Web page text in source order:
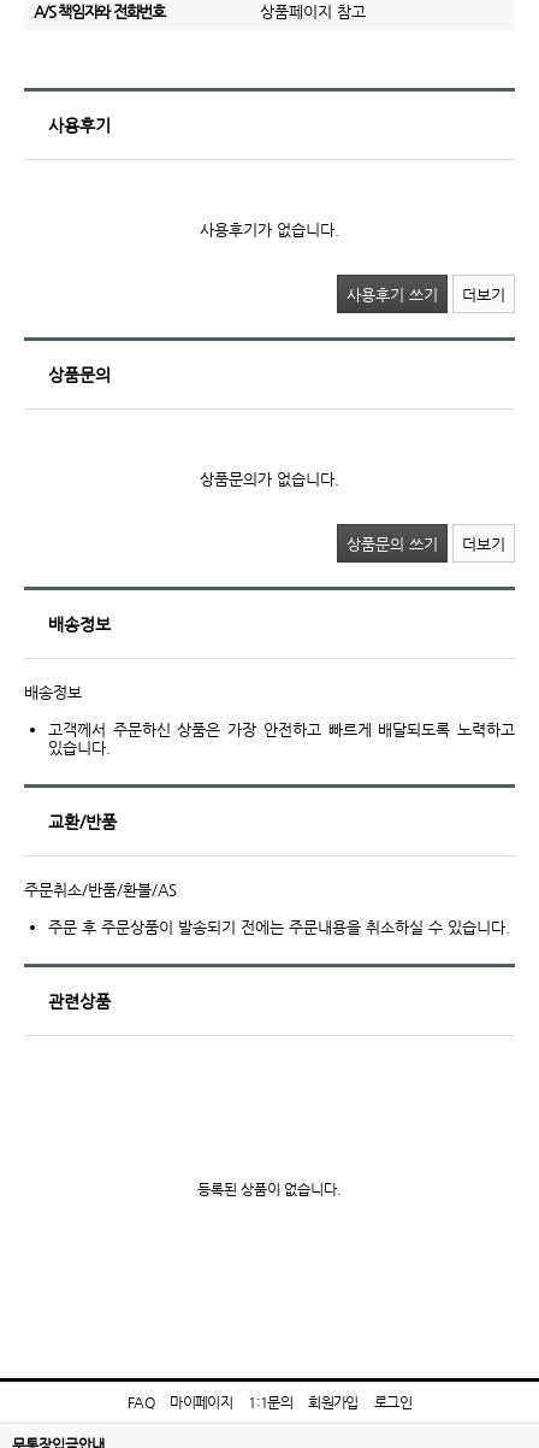
A/S 책임자와 전화번호 상품페이지 참고
사용후기
사용후기가 없습니다.
사용후기 쓰기 더보기
상품문의
상품문의가 없습니다.
상품문의 쓰기 더보기
배송정보
배송정보
고객께서 주문하신 상품은 가장 안전하고 빠르게 배달되도록 노력하고
있습니다.
교환/반품
주문취소/반품/환불/AS
주문 후 주문상품이 발송되기 전에는 주문내용을 취소하실 수 있습니다.
관련상품
등록된 상품이 없습니다.
FAQ 마이페이지 1:1문의 회원가입 로그인